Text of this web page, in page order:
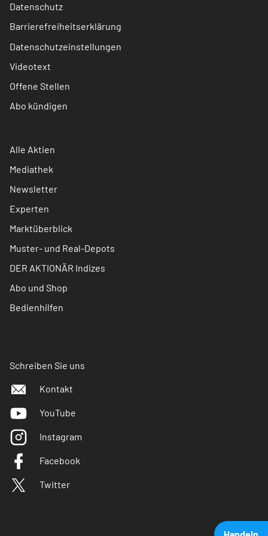
Datenschutz
Barrierefreiheitserklärung
Datenschutzeinstellungen
Videotext
Offene Stellen
Abo kündigen
Alle Aktien
Mediathek
Newsletter
Experten
Marktüberblick
Muster- und Real-Depots
DER AKTIONÄR Indizes
Abo und Shop
Bedienhilfen
Schreiben Sie uns
Kontakt
YouTube
Instagram
Facebook
Twitter